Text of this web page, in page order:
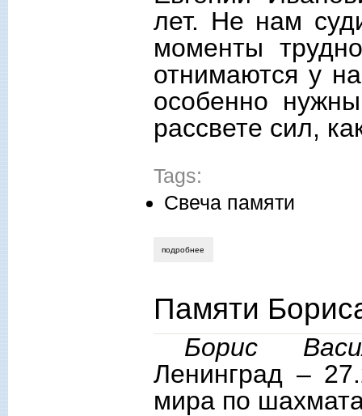
лет. Не нам
моменты
отнимаются у
особенно
рассвете сил,
Tags:
Свеча памяти
подробнее
Памяти
Борис
Ленинград ‒
мира по